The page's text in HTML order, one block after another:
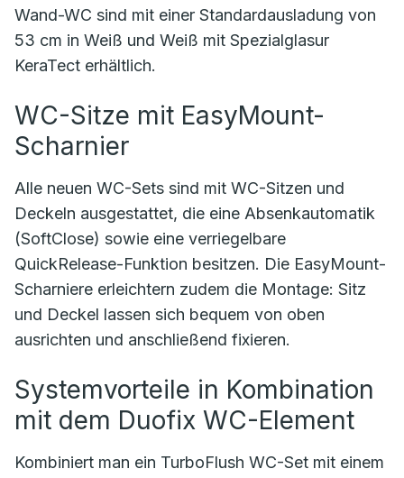
Wand-WC sind mit einer Standardausladung von
53 cm in Weiß und Weiß mit Spezialglasur
KeraTect erhältlich.
WC-Sitze mit EasyMount-
Scharnier
Alle neuen WC-Sets sind mit WC-Sitzen und
Deckeln ausgestattet, die eine Absenkautomatik
(SoftClose) sowie eine verriegelbare
QuickRelease-Funktion besitzen. Die EasyMount-
Scharniere erleichtern zudem die Montage: Sitz
und Deckel lassen sich bequem von oben
ausrichten und anschließend fixieren.
Systemvorteile in Kombination
mit dem Duofix WC-Element
Kombiniert man ein TurboFlush WC-Set mit einem